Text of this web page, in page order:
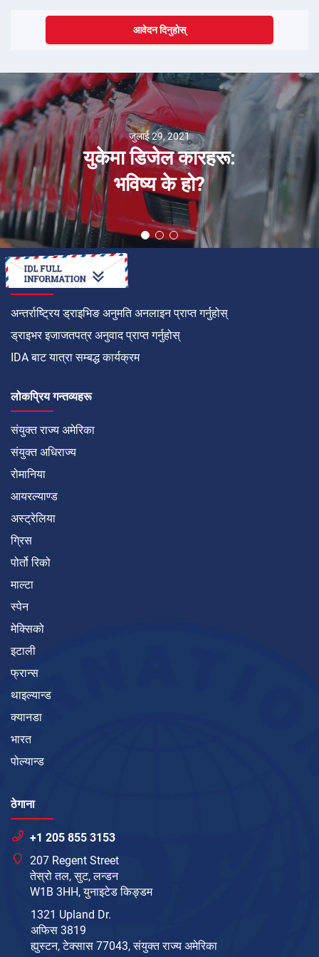
आवेदन दिनुहोस्
जुलाई 29, 2021
युकेमा डिजेल कारहरू:
भविष्य के हो?
कसरी गर्ने
अन्तर्राष्ट्रिय ड्राइभिङ अनुमति अनलाइन प्राप्त गर्नुहोस्
ड्राइभर इजाजतपत्र अनुवाद प्राप्त गर्नुहोस्
IDA बाट यात्रा सम्बद्ध कार्यक्रम
लोकप्रिय गन्तव्यहरू
संयुक्त राज्य अमेरिका
संयुक्त अधिराज्य
रोमानिया
आयरल्याण्ड
अस्ट्रेलिया
ग्रिस
पोर्तो रिको
माल्टा
स्पेन
मेक्सिको
इटाली
फ्रान्स
थाइल्यान्ड
क्यानडा
भारत
पोल्यान्ड
ठेगाना
+1 205 855 3153
207 Regent Street
तेस्रो तल, सुट, लन्डन
W1B 3HH, युनाइटेड किङ्डम
1321 Upland Dr.
अफिस 3819
ह्युस्टन, टेक्सास 77043, संयुक्त राज्य अमेरिका